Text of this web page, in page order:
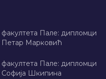
факултета Пале: дипломци
Петар Марковић
факултета Пале: дипломци
Софија Шкипина